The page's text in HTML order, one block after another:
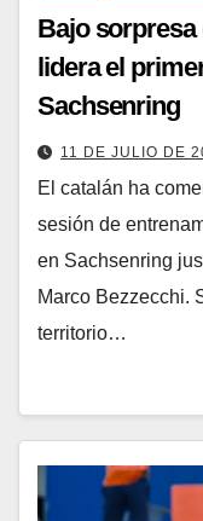
Bajo
lidera el
Sachsenring
11 DE JULIO DE
El catalán ha
sesión de
en Sachsenring
Marco Bezzecchi.
territorio…